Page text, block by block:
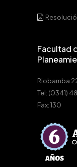
Facultad
Riobamba
Tel: (0341)
Fax: 130